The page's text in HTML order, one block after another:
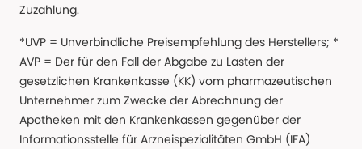
Zuzahlung.
*UVP = Unverbindliche Preisempfehlung des Herstellers; *
AVP = Der für den Fall der Abgabe zu Lasten der
gesetzlichen Krankenkasse (KK) vom pharmazeutischen
Unternehmer zum Zwecke der Abrechnung der
Apotheken mit den Krankenkassen gegenüber der
Informationsstelle für Arzneispezialitäten GmbH (IFA)